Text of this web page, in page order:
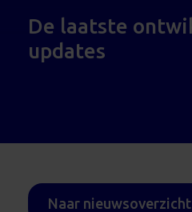
De laatste
updates
Naar nieuwsoverzicht